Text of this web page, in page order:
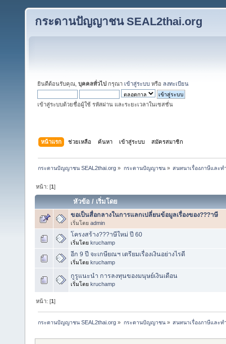
กระดานปัญญาชน SEAL2thai.org
ยินดีต้อนรับคุณ, บุคคลทั่วไป กรุณา เข้าสู่ระบบ หรือ ลงทะเบียน
เข้าสู่ระบบด้วยชื่อผู้ใช้ รหัสผ่าน และระยะเวลาในเซสชั่น
หน้าแรก ช่วยเหลือ ค้นหา เข้าสู่ระบบ สมัครสมาชิก
กระดานปัญญาชน SEAL2thai.org » กระดานปัญญาชน» สนทนาเรื่องภาษีและทำ
หน้า: [1]
หัวข้อ / เริ่มโดย
ขอเป็นสื่อกลางในการแลกเปลี่ยนข้อมูลเรื่องของ???าษี
เริ่มโดย admin
โครงสร้าง???าษีใหม่ ปี 60
เริ่มโดย kruchamp
อีก 9 ปี จะเกษียณฯ เตรียมเรื่องเงินอย่างไรดี
เริ่มโดย kruchamp
กูรูแนะนำ การลงทุนของมนุษย์เงินเดือน
เริ่มโดย kruchamp
หน้า: [1]
กระดานปัญญาชน SEAL2thai.org » กระดานปัญญาชน» สนทนาเรื่องภาษีและทำ